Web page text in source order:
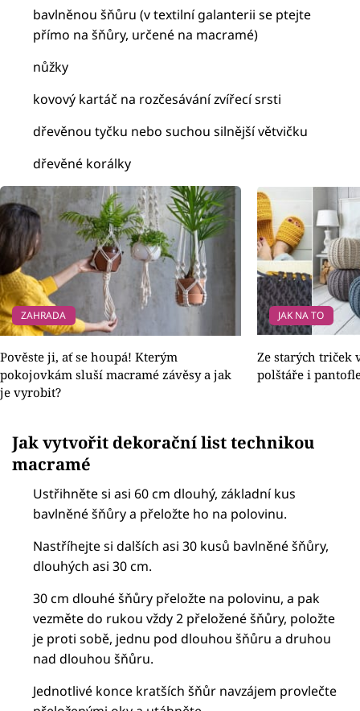
bavlněnou šňůru (v textilní galanterii se ptejte
přímo na šňůry, určené na macramé)
nůžky
kovový kartáč na rozčesávání zvířecí srsti
dřevěnou tyčku nebo suchou silnější větvičku
dřevěné korálky
ZAHRADA
Pověste ji, ať se houpá! Kterým
pokojovkám sluší macramé závěsy a jak
je vyrobit?
JAK NA TO
Ze starých triček
polštáře i
Jak vytvořit dekorační list technikou
macramé
Ustřihněte si asi 60 cm dlouhý, základní kus
bavlněné šňůry a přeložte ho na polovinu.
Nastříhejte si dalších asi 30 kusů bavlněné šňůry,
dlouhých asi 30 cm.
30 cm dlouhé šňůry přeložte na polovinu, a pak
vezměte do rukou vždy 2 přeložené šňůry, položte
je proti sobě, jednu pod dlouhou šňůru a druhou
nad dlouhou šňůru.
Jednotlivé konce kratších šňůr navzájem provlečte